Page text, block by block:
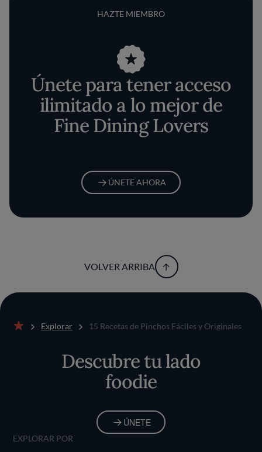
HAZTE MIEMBRO
Únete para tener acceso
ilimitado a lo mejor de
Fine Dining Lovers
ÚNETE AHORA
VOLVER ARRIBA
Explorar 15 Recetas de Pinchos Fáciles y Originales
Descubre tu lado
foodie
ÚNETE
EXPLORAR POR